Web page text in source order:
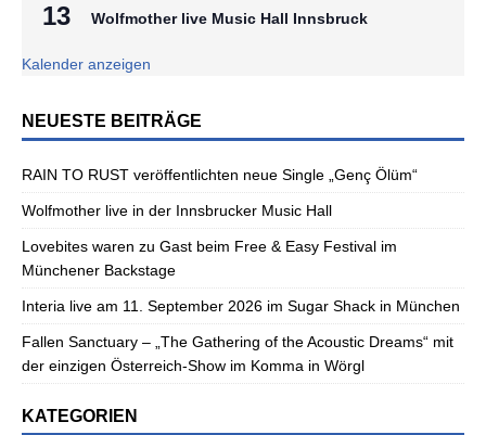
13 Wolfmother live Music Hall Innsbruck
Kalender anzeigen
NEUESTE BEITRÄGE
RAIN TO RUST veröffentlichten neue Single „Genç Ölüm“
Wolfmother live in der Innsbrucker Music Hall
Lovebites waren zu Gast beim Free & Easy Festival im
Münchener Backstage
Interia live am 11. September 2026 im Sugar Shack in München
Fallen Sanctuary – „The Gathering of the Acoustic Dreams“ mit
der einzigen Österreich-Show im Komma in Wörgl
KATEGORIEN